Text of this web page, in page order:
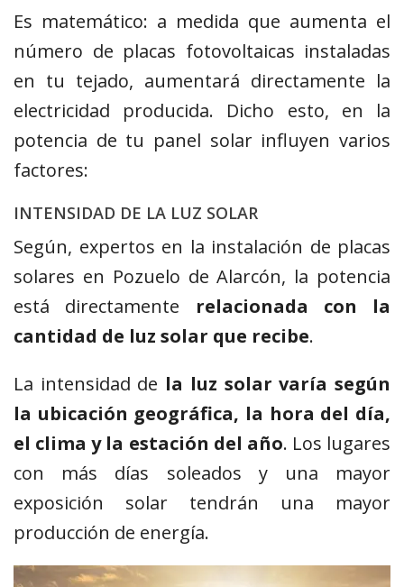
Es matemático: a medida que aumenta el
número de placas fotovoltaicas instaladas
en tu tejado, aumentará directamente la
electricidad producida. Dicho esto, en la
potencia de tu panel solar influyen varios
factores:
INTENSIDAD DE LA LUZ SOLAR
Según, expertos en la instalación de placas
solares en Pozuelo de Alarcón, la potencia
está directamente relacionada con la
cantidad de luz solar que recibe.
La intensidad de la luz solar varía según
la ubicación geográfica, la hora del día,
el clima y la estación del año. Los lugares
con más días soleados y una mayor
exposición solar tendrán una mayor
producción de energía.